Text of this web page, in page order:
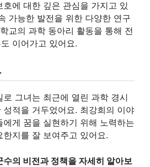
호에 대한 깊은 관심을 가지고 있
가능한 발전을 위한 다양한 연구
교의 과학 동아리 활동을 통해 전
이어가고 있어요.
로 그녀는 최근에 열린 과학 경시
성적을 거두었어요. 최강희의 이야
에게 꿈을 실현하기 위해 노력하는
한지를 잘 보여주고 있어요.
수의 비전과 정책을 자세히 알아보